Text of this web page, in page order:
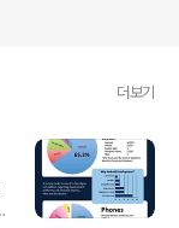
더보기